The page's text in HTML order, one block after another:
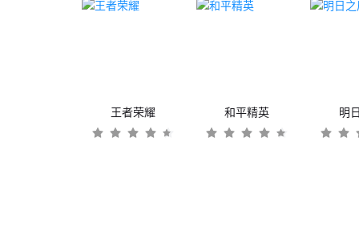
王者荣耀 和平精英 明